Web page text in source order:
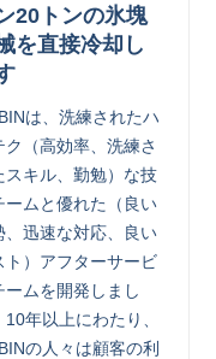
20トンの氷塊
を直接冷却し
は、洗練されたハ
ク（高効率、洗練さ
スキル、勤勉）な技
ームと優れた（良い
、迅速な対応、良い
ト）アフターサービ
ームを開発しまし
10年以上にわたり、
の人々は顧客の利